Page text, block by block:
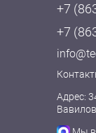
+7
+7
Адрес: